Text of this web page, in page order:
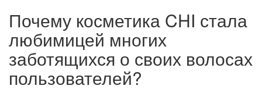
Почему косметика CHI стала
любимицей многих
заботящихся о своих волосах
пользователей?